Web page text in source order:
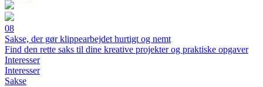
08
Sakse, der gør klippearbejdet hurtigt og nemt
Find den rette saks til dine kreative projekter og praktiske opgaver
Interesser
Interesser
Sakse